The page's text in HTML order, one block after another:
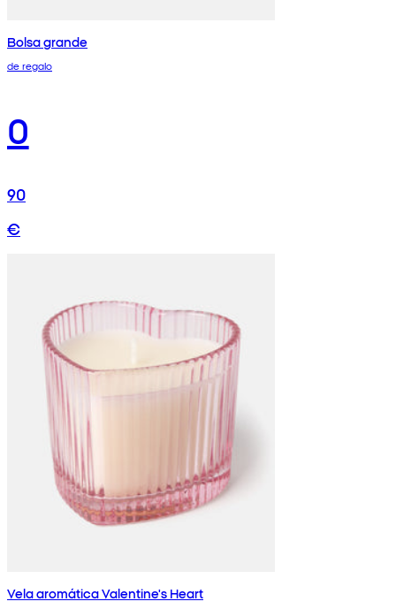
Bolsa grande
de regalo
0
90
€
Vela aromática Valentine's Heart